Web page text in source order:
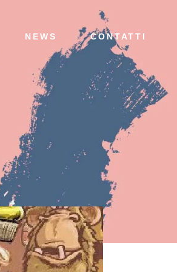
NEWS CONTATTI